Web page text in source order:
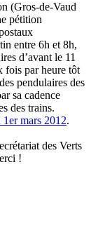
(Gros-de-Vaud
pétition
entre 6h et 8h,
d’avant le 11
fois par heure tôt
pendulaires des
sa cadence
des trains.
1er mars 2012.
des Verts
!